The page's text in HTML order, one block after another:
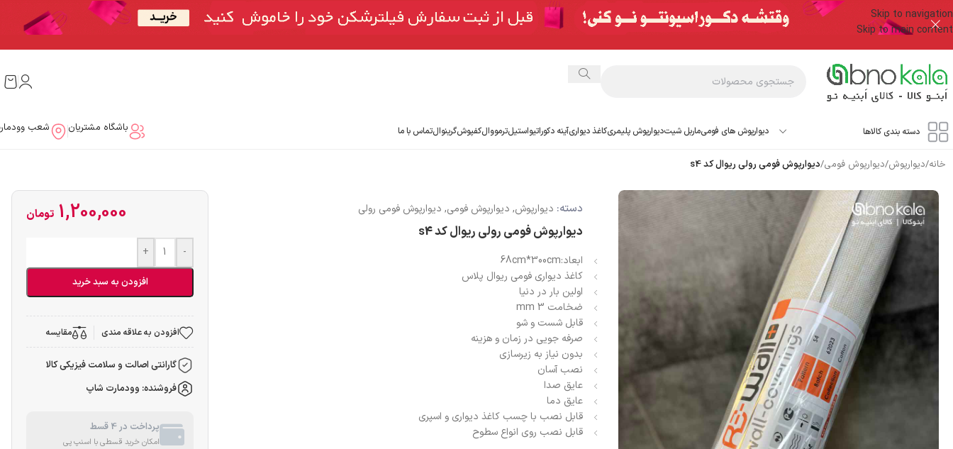
Skip to navigation
Skip to main content
دسته بندی کالاها دیوارپوش های فومیماربل شیتدیوارپوش پلیمریکاغذ دیواریآینه دکوراتیواستیلترمووالکفپوشگرینوالتماس با ما باشگاه مشتریان شعب
خانه/دیوارپوش/دیوارپوش فومی/دیوارپوش فومی رولی ریوال کد s4
دسته: دیوارپوش, دیوارپوش فومی, دیوارپوش فومی رولی
دیوارپوش فومی رولی ریوال کد s4
ابعاد:68cm*300cm
کاغذ دیواری فومی ریوال پلاس
اولین بار در دنیا
ضخامت 3 mm
قابل شست و شو
صرفه جویی در زمان و هزینه
بدون نیاز به زیرسازی
نصب آسان
عایق صدا
عایق دما
قابل نصب با چسب کاغذ دیواری و اسپری
قابل نصب روی انواع سطوح
1,200,000 تومان
-
+
افزودن به سبد خرید
افزودن به علاقه مندی مقایسه
گارانتی اصالت و سلامت فیزیکی کالا
فروشنده: وودمارت شاپ
پرداخت در 4 قسط
امکان خرید قسطی با اسنپ پی